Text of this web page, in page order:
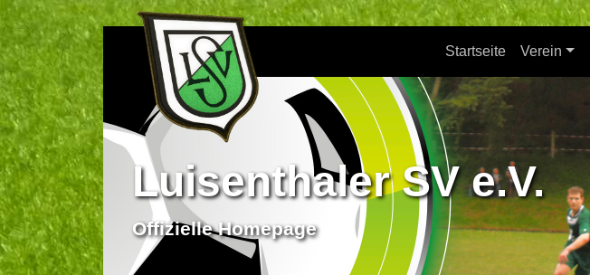
Startseite Verein
Luisenthaler SV e.V.
Offizielle Homepage